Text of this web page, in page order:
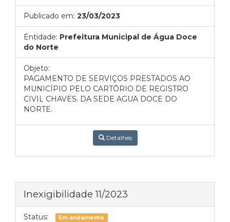
Publicado em: 23/03/2023
Entidade: Prefeitura Municipal de Água Doce
do Norte
Objeto:
PAGAMENTO DE SERVIÇOS PRESTADOS AO
MUNICÍPIO PELO CARTÓRIO DE REGISTRO
CIVIL CHAVES. DA SEDE AGUA DOCE DO
NORTE.
Detalhes
Inexigibilidade 11/2023
Status: Em andamento